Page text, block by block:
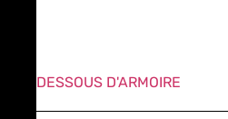
DESSOUS D'ARMOIRE